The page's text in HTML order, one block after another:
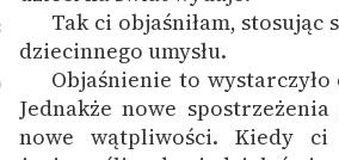
Tak ci objaśniłam, stosując
dziecinnego umysłu.
Objaśnienie to wystarczyło
Jednakże nowe spostrzeżenia
nowe wątpliwości. Kiedy ci